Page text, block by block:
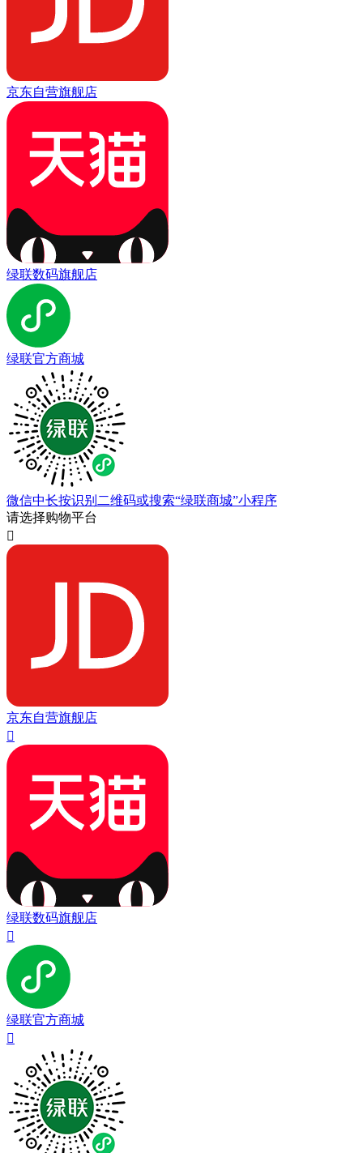
京东自营旗舰店
绿联数码旗舰店
绿联官方商城
微信中长按识别二维码或搜索“绿联商城”小程序
请选择购物平台

京东自营旗舰店

绿联数码旗舰店

绿联官方商城
